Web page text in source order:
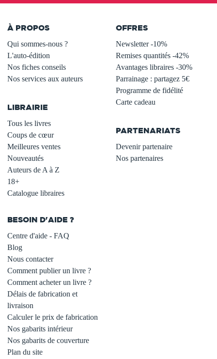
À PROPOS
Qui sommes-nous ?
L'auto-édition
Nos fiches conseils
Nos services aux auteurs
LIBRAIRIE
Tous les livres
Coups de cœur
Meilleures ventes
Nouveautés
Auteurs de A à Z
18+
Catalogue libraires
OFFRES
Newsletter -10%
Remises quantités -42%
Avantages libraires -30%
Parrainage : partagez 5€
Programme de fidélité
Carte cadeau
PARTENARIATS
Devenir partenaire
Nos partenaires
BESOIN D'AIDE ?
Centre d'aide - FAQ
Blog
Nous contacter
Comment publier un livre ?
Comment acheter un livre ?
Délais de fabrication et
livraison
Calculer le prix de fabrication
Nos gabarits intérieur
Nos gabarits de couverture
Plan du site